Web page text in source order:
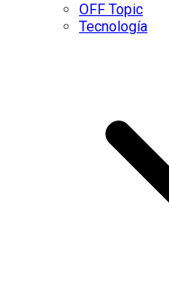
OFF Topic
Tecnología